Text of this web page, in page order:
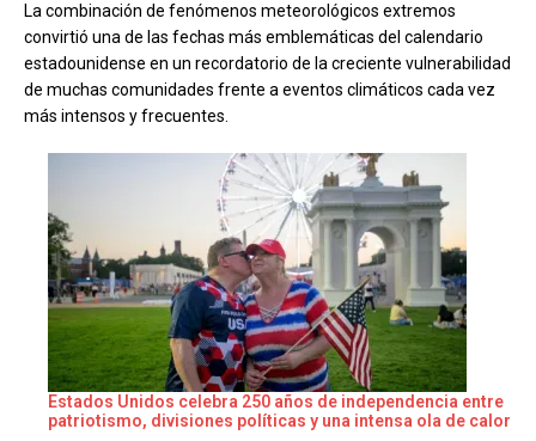
La combinación de fenómenos meteorológicos extremos
convirtió una de las fechas más emblemáticas del calendario
estadounidense en un recordatorio de la creciente vulnerabilidad
de muchas comunidades frente a eventos climáticos cada vez
más intensos y frecuentes.
Estados Unidos celebra 250 años de independencia entre
patriotismo, divisiones políticas y una intensa ola de calor